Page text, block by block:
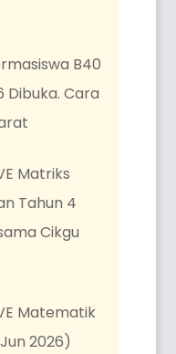
B40
Dibuka. Cara
Matriks
Tahun 4
Cikgu
Matematik
2026)